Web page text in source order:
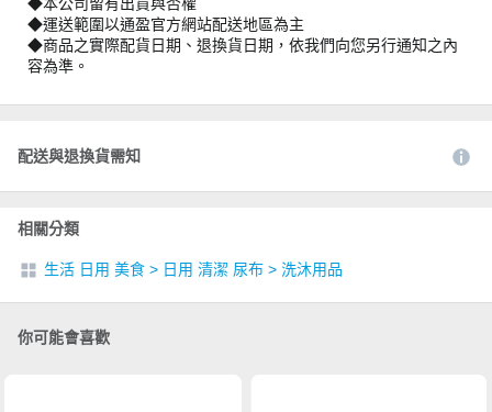
◆運送範圍以通盈官方網站配送地區為主
◆商品之實際配貨日期、退換貨日期，依我們向您另行通知之內
容為準。
配送與退換貨需知
相關分類
生活 日用 美食 > 日用 清潔 尿布 > 洗沐用品
你可能會喜歡